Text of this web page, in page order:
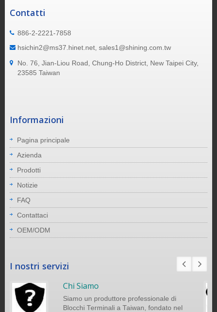
Contatti
886-2-2221-7858
hsichin2@ms37.hinet.net, sales1@shining.com.tw
No. 76, Jian-Liou Road, Chung-Ho District, New Taipei City,
23585 Taiwan
Informazioni
Pagina principale
Azienda
Prodotti
Notizie
FAQ
Contattaci
OEM/ODM
I nostri servizi
Chi Siamo
Siamo un produttore professionale di
Blocchi Terminali a Taiwan, fondato nel